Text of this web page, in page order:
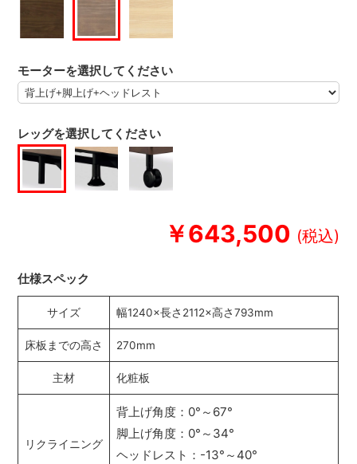
￥643,500
モーターを選択してください
レッグを選択してください
仕様スペック
サイズ 幅1240×長さ2112×高さ793mm
床板までの高さ 270mm
主材 化粧板
リクライニング
背上げ角度：0°～67°
脚上げ角度：0°～34°
ヘッドレスト：-13°～40°